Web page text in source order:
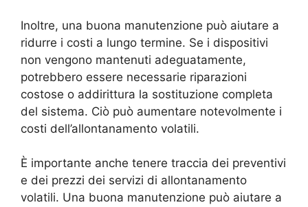
Inoltre, una buona manutenzione può aiutare a
ridurre i costi a lungo termine. Se i dispositivi
non vengono mantenuti adeguatamente,
potrebbero essere necessarie riparazioni
costose o addirittura la sostituzione completa
del sistema. Ciò può aumentare notevolmente i
costi dell’allontanamento volatili.
È importante anche tenere traccia dei preventivi
e dei prezzi dei servizi di allontanamento
volatili. Una buona manutenzione può aiutare a